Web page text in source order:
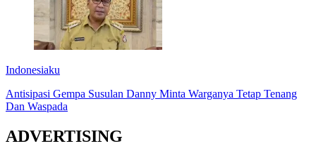
Indonesiaku
Antisipasi Gempa Susulan Danny Minta Warganya Tetap Tenang
Dan Waspada
ADVERTISING